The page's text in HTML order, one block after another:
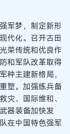
军梦，制定新形
代化。召开古田
荣传统和优良作
和军队改革取得
种主建新格局，
塑。加强练兵备
灾、国际维和、
器装备加快发
在中国特色强军